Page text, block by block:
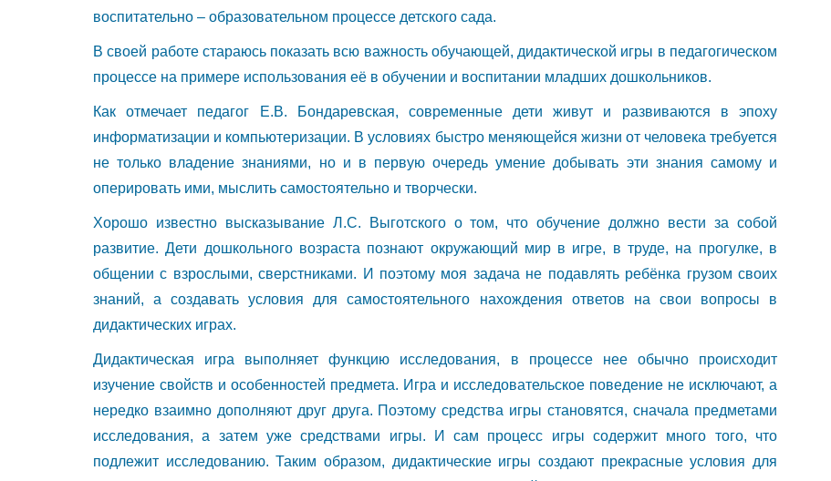
воспитательно – образовательном процессе детского сада.
В своей работе стараюсь показать всю важность обучающей, дидактической игры в педагогическом
процессе на примере использования её в обучении и воспитании младших дошкольников.
Как отмечает педагог Е.В. Бондаревская, современные дети живут и развиваются в эпоху
информатизации и компьютеризации. В условиях быстро меняющейся жизни от человека требуется
не только владение знаниями, но и в первую очередь умение добывать эти знания самому и
оперировать ими, мыслить самостоятельно и творчески.
Хорошо известно высказывание Л.С. Выготского о том, что обучение должно вести за собой
развитие. Дети дошкольного возраста познают окружающий мир в игре, в труде, на прогулке, в
общении с взрослыми, сверстниками. И поэтому моя задача не подавлять ребёнка грузом своих
знаний, а создавать условия для самостоятельного нахождения ответов на свои вопросы в
дидактических играх.
Дидактическая игра выполняет функцию исследования, в процессе нее обычно происходит
изучение свойств и особенностей предмета. Игра и исследовательское поведение не исключают, а
нередко взаимно дополняют друг друга. Поэтому средства игры становятся, сначала предметами
исследования, а затем уже средствами игры. И сам процесс игры содержит много того, что
подлежит исследованию. Таким образом, дидактические игры создают прекрасные условия для